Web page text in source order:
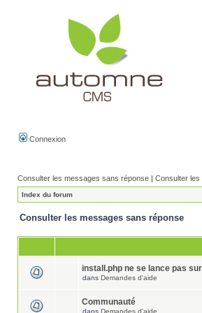
Connexion
Consulter les messages sans réponse | Consulter les
Index du forum
Consulter les messages sans réponse
install.php ne se lance pas
dans Demandes d'aide
Communauté
dans Demandes d'aide